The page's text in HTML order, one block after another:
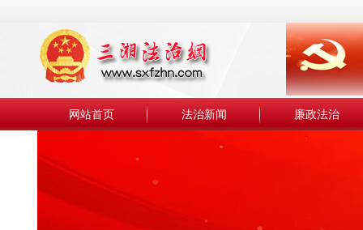
网站首页 法治新闻 廉政法治